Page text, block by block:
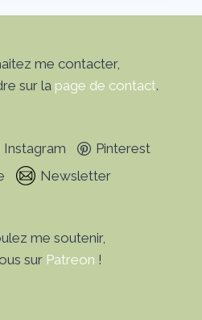
me contacter,
sur la page de contact.
Instagram
Pinterest
Newsletter
me soutenir,
sur Patreon !